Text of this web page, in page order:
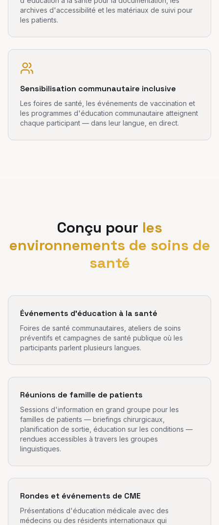
archives d'accessibilité et les matériaux de suivi pour
les patients.
Sensibilisation communautaire inclusive
Les foires de santé, les événements de vaccination et
les programmes d'éducation communautaire atteignent
chaque participant — dans leur langue, en direct.
Conçu pour les
environnements de soins de
santé
Événements d'éducation à la santé
Foires de santé communautaires, ateliers de soins
préventifs et campagnes de santé publique où les
participants parlent plusieurs langues.
Réunions de famille de patients
Sessions d'information en grand groupe pour les
familles de patients — briefings chirurgicaux,
planification de sortie, éducation sur les conditions —
rendues accessibles à travers les groupes
linguistiques.
Rondes et événements de CME
Présentations d'éducation médicale avec des
médecins ou des résidents internationaux qui